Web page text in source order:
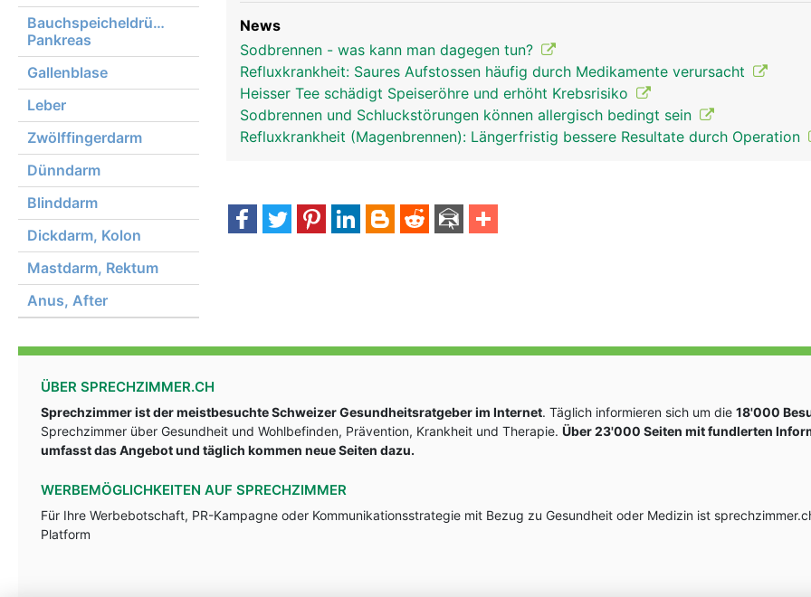
Bauchspeicheldrüse,
Pankreas
Gallenblase
Leber
Zwölffingerdarm
Dünndarm
Blinddarm
Dickdarm, Kolon
Mastdarm, Rektum
Anus, After
News
Sodbrennen - was kann man dagegen tun?
Refluxkrankheit: Saures Aufstossen häufig durch Medikamente verursacht
Heisser Tee schädigt Speiseröhre und erhöht Krebsrisiko
Sodbrennen und Schluckstörungen können allergisch bedingt sein
Refluxkrankheit (Magenbrennen): Längerfristig bessere Resultate durch Operation
ÜBER SPRECHZIMMER.CH
Sprechzimmer ist der meistbesuchte Schweizer Gesundheitsratgeber im Internet. Täglich informieren sich um die 18'000
Sprechzimmer über Gesundheit und Wohlbefinden, Prävention, Krankheit und Therapie. Über 23'000 Seiten mit fundlerten
umfasst das Angebot und täglich kommen neue Seiten dazu.
WERBEMÖGLICHKEITEN AUF SPRECHZIMMER
Für Ihre Werbebotschaft, PR-Kampagne oder Kommunikationsstrategie mit Bezug zu Gesundheit oder Medizin ist
Platform